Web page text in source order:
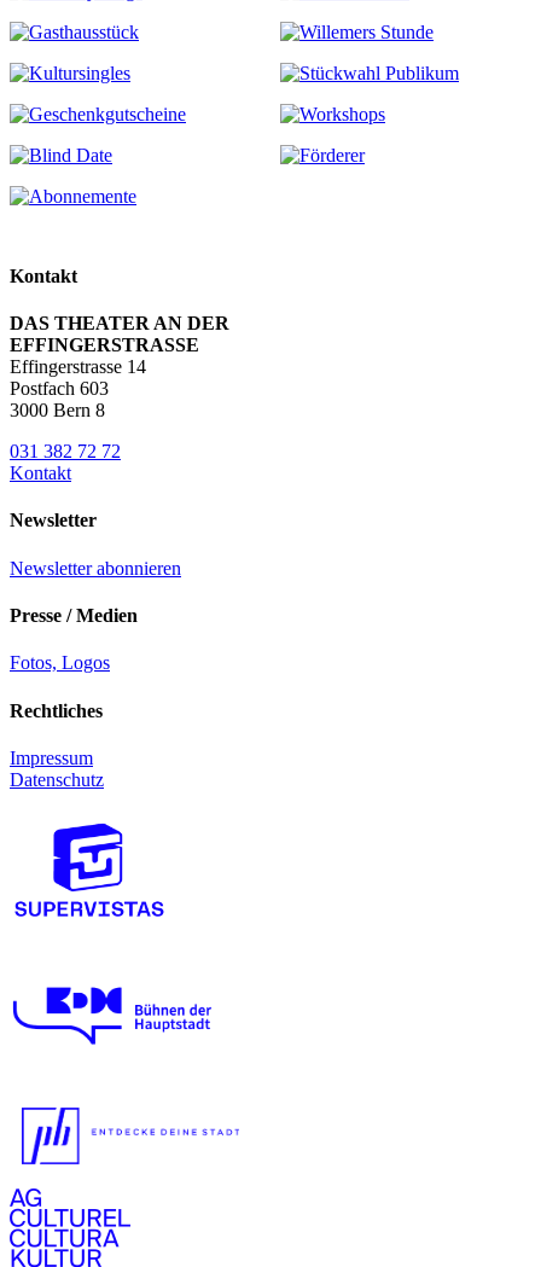
Kontakt
DAS THEATER AN DER
EFFINGERSTRASSE
Effingerstrasse 14
Postfach 603
3000 Bern 8
031 382 72 72
Kontakt
Newsletter
Newsletter abonnieren
Presse / Medien
Fotos, Logos
Rechtliches
Impressum
Datenschutz